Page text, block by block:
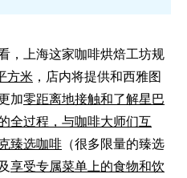
，上海这家咖啡烘焙工坊规
方米 ，店内将提供和西雅图
加零距离地接触和了解星巴
全过程，与咖啡大师们互
臻选咖啡 （很多限量的臻选
享受专属菜单上的食物和饮